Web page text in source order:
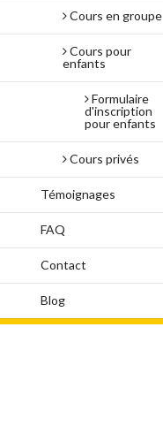
Cours en groupe
Cours pour
enfants
Formulaire
d'inscription
pour enfants
Cours privés
Témoignages
FAQ
Contact
Blog